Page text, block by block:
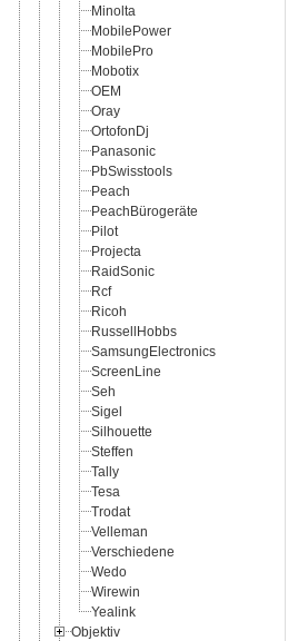
Minolta
MobilePower
MobilePro
Mobotix
OEM
Oray
OrtofonDj
Panasonic
PbSwisstools
Peach
PeachBürogeräte
Pilot
Projecta
RaidSonic
Rcf
Ricoh
RussellHobbs
SamsungElectronics
ScreenLine
Seh
Sigel
Silhouette
Steffen
Tally
Tesa
Trodat
Velleman
Verschiedene
Wedo
Wirewin
Yealink
Objektiv